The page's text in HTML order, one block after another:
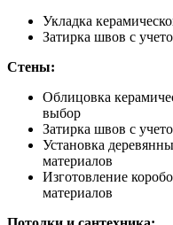
Укладка
Затирка швов с
Стены:
Облицовка
выбор
Затирка швов с
Установка
материалов
Изготовление
материалов